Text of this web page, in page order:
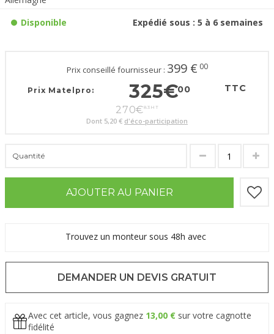
Disponible Expédié sous : 5 à 6 semaines
Prix conseillé fournisseur : 399 € 00
Prix Matelpro: 325€00 TTC
270€83 HT
Dont 5,20 € d'éco-participation
Quantité
AJOUTER AU PANIER
Trouvez un monteur sous 48h avec
DEMANDER UN DEVIS GRATUIT
Avec cet article, vous gagnez 13,00 € sur votre cagnotte
fidélité